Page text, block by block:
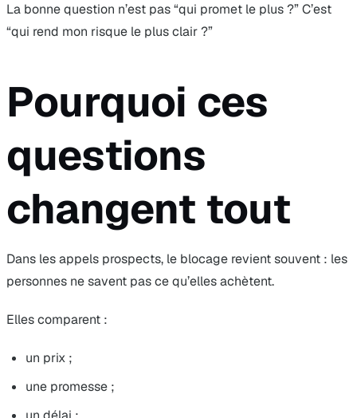
La bonne question n’est pas “qui promet le plus ?” C’est
“qui rend mon risque le plus clair ?”
Pourquoi ces
questions
changent tout
Dans les appels prospects, le blocage revient souvent : les
personnes ne savent pas ce qu’elles achètent.
Elles comparent :
un prix ;
une promesse ;